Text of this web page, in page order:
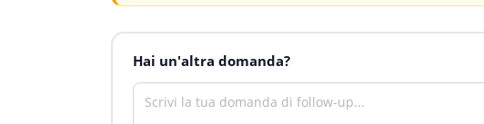
Hai un'altra domanda?